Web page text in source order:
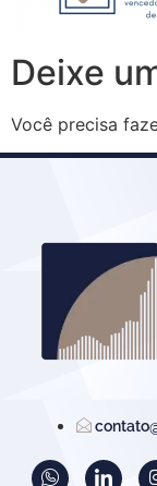
Deixe
Você precisa